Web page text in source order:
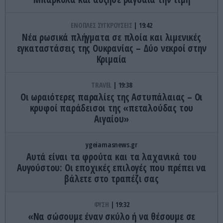
ΕΝΟΠΛΕΣ ΣΥΓΚΡΟΥΣΕΙΣ 19:42
Νέα ρωσικά πλήγματα σε πλοία και λιμενικές
εγκαταστάσεις της Ουκρανίας – Δύο νεκροί στην
Κριμαία
TRAVEL 19:38
Οι ωραιότερες παραλίες της Αστυπάλαιας – Οι
κρυφοί παράδεισοι της «πεταλούδας του
Αιγαίου»
ygeiamasnews.gr
Αυτά είναι τα φρούτα και τα λαχανικά του
Αυγούστου: Οι εποχικές επιλογές που πρέπει να
βάλετε στο τραπέζι σας
ΦΥΣΗ 19:32
«Να σώσουμε έναν σκύλο ή να θέσουμε σε